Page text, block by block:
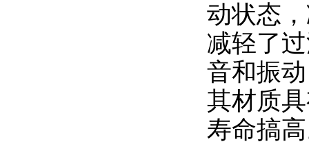
动状态
减轻了
音和振
其材质
寿命搞